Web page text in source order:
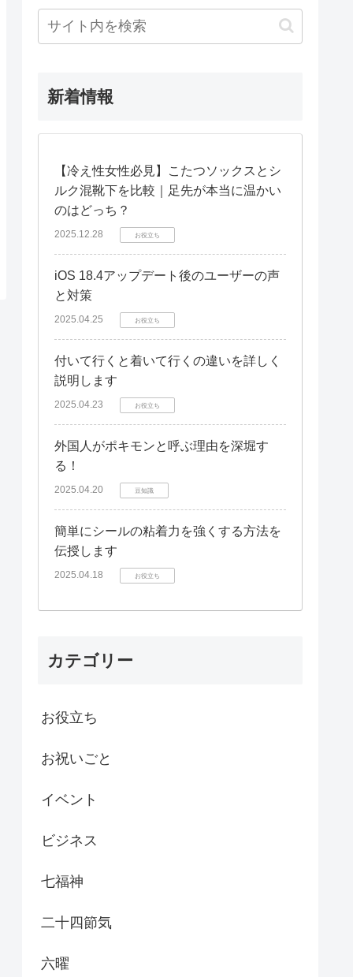
新着情報
【冷え性女性必見】こたつソックスとシ
ルク混靴下を比較｜足先が本当に温かい
のはどっち？
2025.12.28 お役立ち
iOS 18.4アップデート後のユーザーの声
と対策
2025.04.25 お役立ち
付いて行くと着いて行くの違いを詳しく
説明します
2025.04.23 お役立ち
外国人がポキモンと呼ぶ理由を深堀す
る！
2025.04.20 豆知識
簡単にシールの粘着力を強くする方法を
伝授します
2025.04.18 お役立ち
カテゴリー
お役立ち
お祝いごと
イベント
ビジネス
七福神
二十四節気
六曜